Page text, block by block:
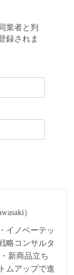
業者と判
録されま
）
イノベーテッ
略コンサルタ
新商品立ち
ムアップで進